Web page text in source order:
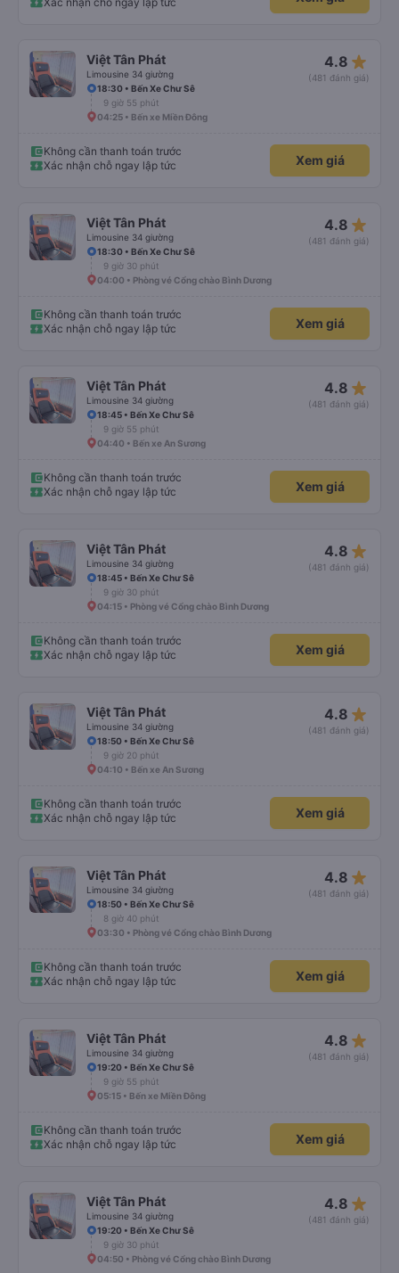
Việt Tân Phát
Limousine 34 giường
4.8 star_rate
(481 đánh giá)
18:30 • Bến Xe Chư Sê
9 giờ 55 phút
04:25 • Bến xe Miền Đông
Không cần thanh toán trước
Xác nhận chỗ ngay lập tức
Xem giá
Việt Tân Phát
Limousine 34 giường
4.8 star_rate
(481 đánh giá)
18:30 • Bến Xe Chư Sê
9 giờ 30 phút
04:00 • Phòng vé Cổng chào Bình Dương
Không cần thanh toán trước
Xác nhận chỗ ngay lập tức
Xem giá
Việt Tân Phát
Limousine 34 giường
4.8 star_rate
(481 đánh giá)
18:45 • Bến Xe Chư Sê
9 giờ 55 phút
04:40 • Bến xe An Sương
Không cần thanh toán trước
Xác nhận chỗ ngay lập tức
Xem giá
Việt Tân Phát
Limousine 34 giường
4.8 star_rate
(481 đánh giá)
18:45 • Bến Xe Chư Sê
9 giờ 30 phút
04:15 • Phòng vé Cổng chào Bình Dương
Không cần thanh toán trước
Xác nhận chỗ ngay lập tức
Xem giá
Việt Tân Phát
Limousine 34 giường
4.8 star_rate
(481 đánh giá)
18:50 • Bến Xe Chư Sê
9 giờ 20 phút
04:10 • Bến xe An Sương
Không cần thanh toán trước
Xác nhận chỗ ngay lập tức
Xem giá
Việt Tân Phát
Limousine 34 giường
4.8 star_rate
(481 đánh giá)
18:50 • Bến Xe Chư Sê
8 giờ 40 phút
03:30 • Phòng vé Cổng chào Bình Dương
Không cần thanh toán trước
Xác nhận chỗ ngay lập tức
Xem giá
Việt Tân Phát
Limousine 34 giường
4.8 star_rate
(481 đánh giá)
19:20 • Bến Xe Chư Sê
9 giờ 55 phút
05:15 • Bến xe Miền Đông
Không cần thanh toán trước
Xác nhận chỗ ngay lập tức
Xem giá
Việt Tân Phát
Limousine 34 giường
4.8 star_rate
(481 đánh giá)
19:20 • Bến Xe Chư Sê
9 giờ 30 phút
04:50 • Phòng vé Cổng chào Bình Dương